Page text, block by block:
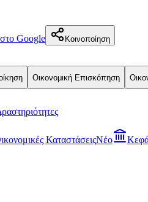
Google Κοινοποίηση
Οικονομική Επισκόπηση
ΚαταστάσειςΝέο